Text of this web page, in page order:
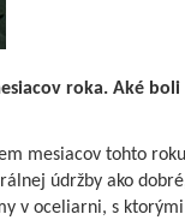
roka. Aké
mesiacov tohto
údržby ako
v oceliarni, s